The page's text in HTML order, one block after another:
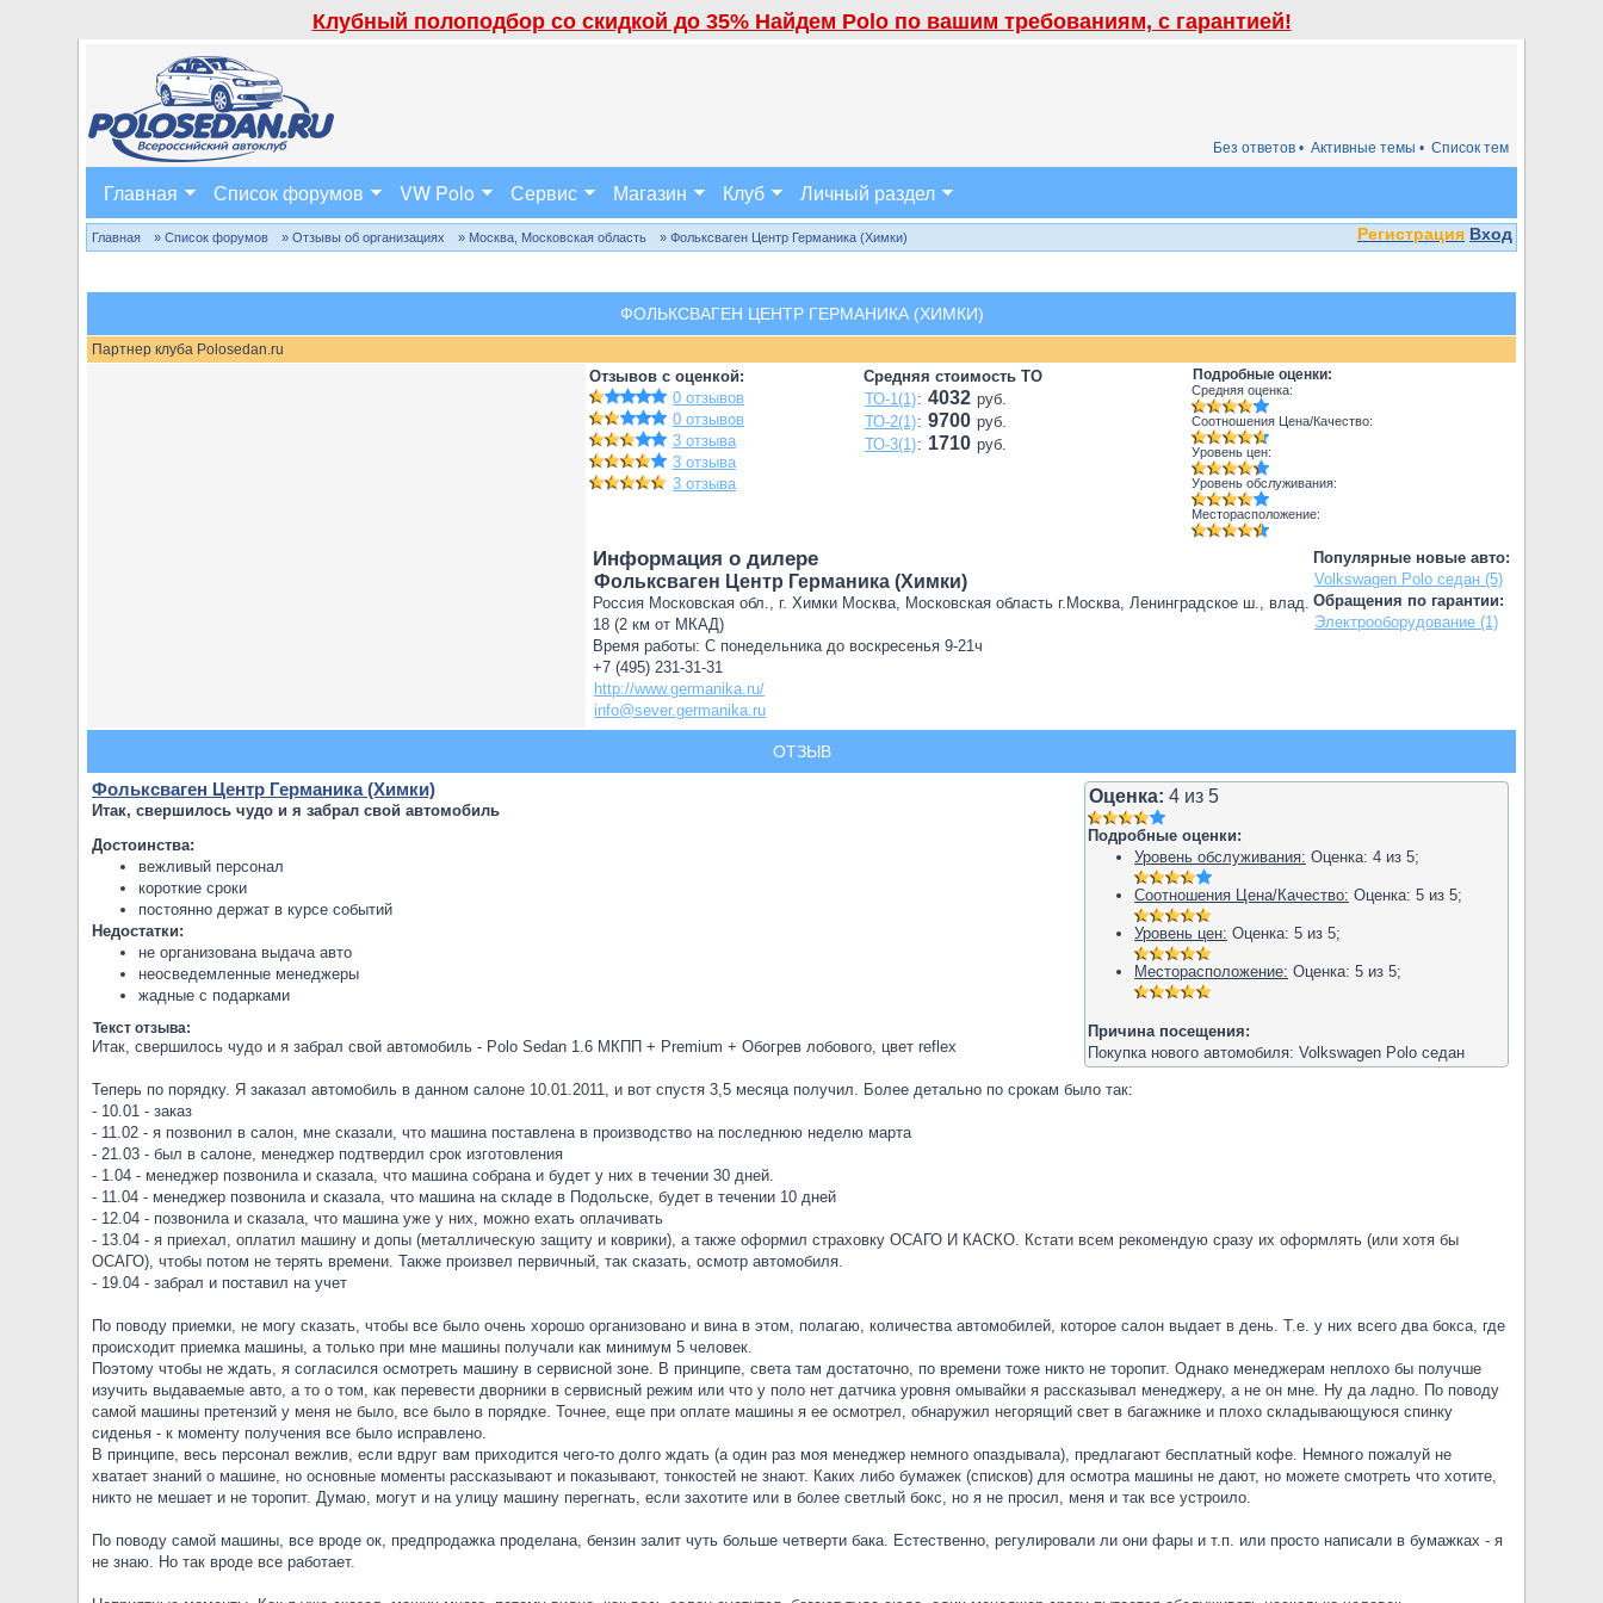
Клубный полоподбор со скидкой до 35% Найдем Polo по вашим требованиям, с гарантией!
Список тем
Активные темы •
Без ответов •
Главная Список форумов VW Polo Сервис Магазин Клуб Личный раздел
Регистрация Вход
Главная » Список форумов » Отзывы об организациях » Москва, Московская область » Фольксваген Центр Германика (Химки)
ФОЛЬКСВАГЕН ЦЕНТР ГЕРМАНИКА (ХИМКИ)
Партнер клуба Polosedan.ru
Отзывов с оценкой:
0 отзывов
0 отзывов
3 отзыва
3 отзыва
3 отзыва
Средняя стоимость ТО
ТО-1(1): 4032 руб.
ТО-2(1): 9700 руб.
ТО-3(1): 1710 руб.
Подробные оценки:
Средняя оценка:
Соотношения Цена/Качество:
Уровень цен:
Уровень обслуживания:
Месторасположение:
Популярные новые авто:
Volkswagen Polo седан (5)
Обращения по гарантии:
Электрооборудование (1)
Информация о дилере
Фольксваген Центр Германика (Химки)
Россия Московская обл., г. Химки Москва, Московская область г.Москва, Ленинградское ш., влад.
18 (2 км от МКАД)
Время работы: С понедельника до воскресенья 9-21ч
+7 (495) 231-31-31
http://www.germanika.ru/
info@sever.germanika.ru
ОТЗЫВ
Оценка: 4 из 5
Подробные оценки:
Уровень обслуживания: Оценка: 4 из 5;
Соотношения Цена/Качество: Оценка: 5 из 5;
Уровень цен: Оценка: 5 из 5;
Месторасположение: Оценка: 5 из 5;
Причина посещения:
Покупка нового автомобиля: Volkswagen Polo седан
Фольксваген Центр Германика (Химки)
Итак, свершилось чудо и я забрал свой автомобиль
Достоинства:
вежливый персонал
короткие сроки
постоянно держат в курсе событий
Недостатки:
не организована выдача авто
неосведемленные менеджеры
жадные с подарками
Текст отзыва:
Итак, свершилось чудо и я забрал свой автомобиль - Polo Sedan 1.6 МКПП + Premium + Обогрев лобового, цвет reflex
Теперь по порядку. Я заказал автомобиль в данном салоне 10.01.2011, и вот спустя 3,5 месяца получил. Более детально по срокам было так:
- 10.01 - заказ
- 11.02 - я позвонил в салон, мне сказали, что машина поставлена в производство на последнюю неделю марта
- 21.03 - был в салоне, менеджер подтвердил срок изготовления
- 1.04 - менеджер позвонила и сказала, что машина собрана и будет у них в течении 30 дней.
- 11.04 - менеджер позвонила и сказала, что машина на складе в Подольске, будет в течении 10 дней
- 12.04 - позвонила и сказала, что машина уже у них, можно ехать оплачивать
- 13.04 - я приехал, оплатил машину и допы (металлическую защиту и коврики), а также оформил страховку ОСАГО И КАСКО. Кстати всем рекомендую сразу их оформлять (или хотя бы
ОСАГО), чтобы потом не терять времени. Также произвел первичный, так сказать, осмотр автомобиля.
- 19.04 - забрал и поставил на учет
По поводу приемки, не могу сказать, чтобы все было очень хорошо организовано и вина в этом, полагаю, количества автомобилей, которое салон выдает в день. Т.е. у них всего два бокса, где
происходит приемка машины, а только при мне машины получали как минимум 5 человек.
Поэтому чтобы не ждать, я согласился осмотреть машину в сервисной зоне. В принципе, света там достаточно, по времени тоже никто не торопит. Однако менеджерам неплохо бы получше
изучить выдаваемые авто, а то о том, как перевести дворники в сервисный режим или что у поло нет датчика уровня омывайки я рассказывал менеджеру, а не он мне. Ну да ладно. По поводу
самой машины претензий у меня не было, все было в порядке. Точнее, еще при оплате машины я ее осмотрел, обнаружил негорящий свет в багажнике и плохо складывающуюся спинку
сиденья - к моменту получения все было исправлено.
В принципе, весь персонал вежлив, если вдруг вам приходится чего-то долго ждать (а один раз моя менеджер немного опаздывала), предлагают бесплатный кофе. Немного пожалуй не
хватает знаний о машине, но основные моменты рассказывают и показывают, тонкостей не знают. Каких либо бумажек (списков) для осмотра машины не дают, но можете смотреть что хотите,
никто не мешает и не торопит. Думаю, могут и на улицу машину перегнать, если захотите или в более светлый бокс, но я не просил, меня и так все устроило.
По поводу самой машины, все вроде ок, предпродажка проделана, бензин залит чуть больше четверти бака. Естественно, регулировали ли они фары и т.п. или просто написали в бумажках - я
не знаю. Но так вроде все работает.